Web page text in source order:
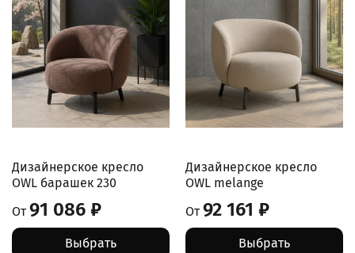
Дизайнерское кресло
OWL барашек 230
От 91 086 ₽
Выбрать
Дизайнерское кресло
OWL melange
От 92 161 ₽
Выбрать